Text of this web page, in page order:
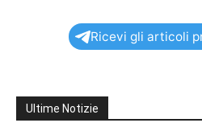
Ricevi gli articoli
Ultime Notizie